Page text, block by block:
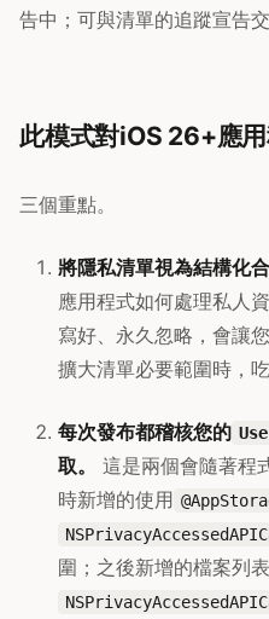
告中；可與清單的追蹤宣告交
此模式對iOS 26+應
三個重點。
將隱私清單視為結構化
應用程式如何處理私人
寫好、永久忽略，會讓
擴大清單必要範圍時，吃
每次發布都稽核您的
取。
這是兩個會隨著程
時新增的使用
圍；之後新增的檔案列